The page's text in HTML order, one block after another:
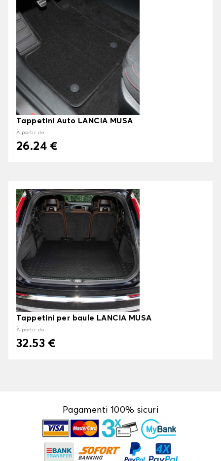
Tappetini Auto LANCIA MUSA
À partir de
26.24 €
Tappetini per baule LANCIA MUSA
À partir de
32.53 €
Pagamenti 100% sicuri